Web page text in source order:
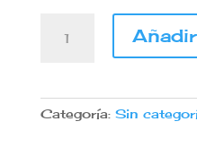
moto
puckator
cantidad
Categoría: Sin